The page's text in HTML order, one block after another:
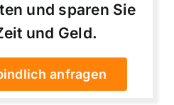
und sparen Sie
und Geld.
anfragen